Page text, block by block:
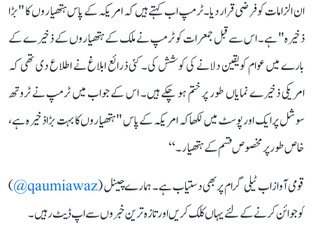
ان الزامات کو فرضی قرار دیا۔ٹرمپ اب کہتے ہیں کہ امریکہ کے پاس ہتھیاروں کا "بڑا
ذخیرہ" ہے۔ اس سے قبل جمعرات کو ٹرمپ نے ملک کے ہتھیاروں کے ذخیرے کے
بارے میں عوام کو یقین دلانے کی کوشش کی۔ کئی ذرائع ابلاغ نے اطلاع دی تھی کہ
امریکی ذخیرے نمایاں طور پر ختم ہو چکے ہیں۔ اس کے جواب میں ٹرمپ نے ٹروتھ
سوشل پر ایک اور پوسٹ میں لکھا کہ امریکہ کے پاس "ہتھیاروں کا بہت بڑا ذخیرہ ہے،
خاص طور پر مخصوص قسم کے ہتھیار۔‘‘
قومی آواز اب ٹیلی گرام پر بھی دستیاب ہے۔ ہمارے چینل (qaumiawaz@
)
کو جوائن کرنے کے لئے یہاں کلک کریں اور تازہ ترین خبروں سے اپ ڈیٹ رہیں۔